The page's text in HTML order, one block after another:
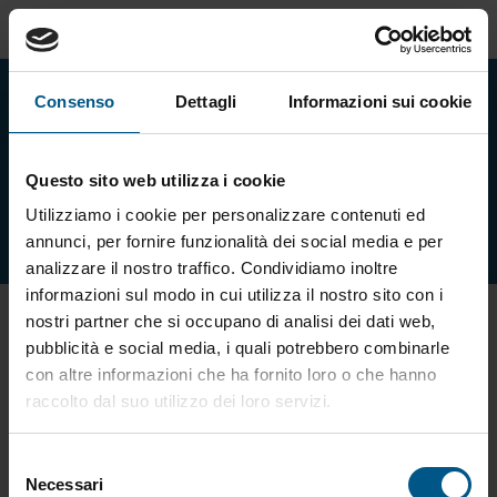
Consenso Dettagli Informazioni sui cookie
Questo sito web utilizza i cookie
Utilizziamo i cookie per personalizzare contenuti ed
annunci, per fornire funzionalità dei social media e per
analizzare il nostro traffico. Condividiamo inoltre
informazioni sul modo in cui utilizza il nostro sito con i
nostri partner che si occupano di analisi dei dati web,
pubblicità e social media, i quali potrebbero combinarle
con altre informazioni che ha fornito loro o che hanno
raccolto dal suo utilizzo dei loro servizi.
delNecessari
Tipologie di prodotti
TIPOLOGIA
Hai selezionato:Tubolari